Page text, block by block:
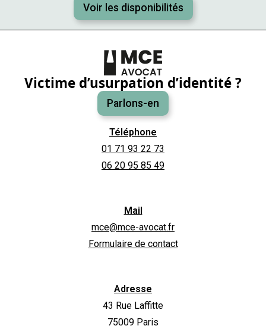
Voir les disponibilités
Victime d’usurpation d’identité ?
Parlons-en
Téléphone
01 71 93 22 73
06 20 95 85 49
Mail
mce@mce-avocat.fr
Formulaire de contact
Adresse
43 Rue Laffitte
75009 Paris